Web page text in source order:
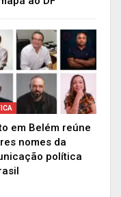
que
pontou Waldez.
do
recuperado na
em Belém reúne
nomes da
política